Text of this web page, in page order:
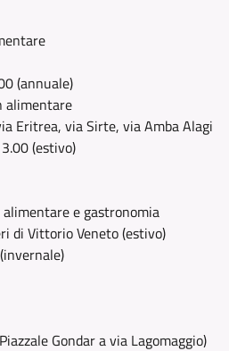
(annuale)
alimentare
Eritrea, via Sirte, via Amba Alagi
(estivo)
e gastronomia
di Vittorio Veneto (estivo)
Gondar a via Lagomaggio)